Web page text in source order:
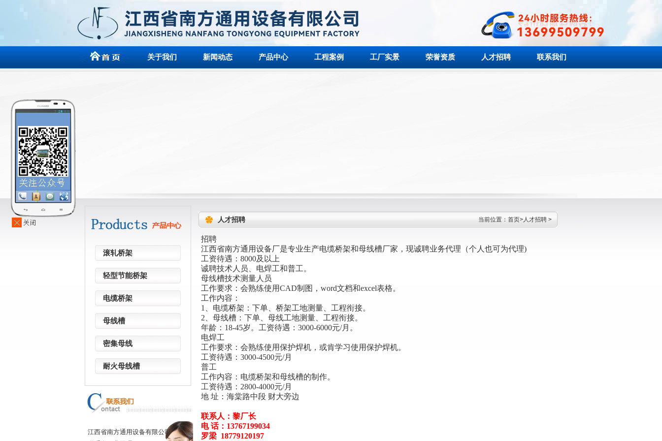
关于我们 新闻动态 产品中心 工程案例 工厂实景 荣誉资质 人才招聘 联系我们
滚轧桥架
轻型节能桥架
电缆桥架
母线槽
密集母线
耐火母线槽
江西省南方通用设备有限公司
人才招聘 当前位置： 首页> 人才招聘 >
招聘
江西省南方通用设备厂是专业生产电缆桥架和母线槽厂家，现诚聘业务代理（个人也可为代理)
工资待遇：8000及以上
诚聘技术人员、电焊工和普工。
母线槽技术测量 人员
工作要求：会熟练使用CAD制图，word文档和excel表格。
工作内容：
1、电缆桥架：下单、桥架工地测量、工程衔接。
2、母线槽：下单、母线工地测量、工程衔接。
年龄：18-45岁。工资待遇：3000-6000元/月。
电焊工
工作要求：会熟练使用保护焊机，或肯学习使用保护焊机。
工资待遇：3000-4500元/月
普工
工作内容：电缆桥架和母线槽的制作。
工资待遇：2800-4000元/月
地 址：海棠路中段 财大旁边
联系人：黎厂长
电 话：13767199034
罗梁 18779120197